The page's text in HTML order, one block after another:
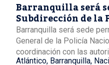
Barranquilla será
Subdirección de la
Barranquilla será sede
General de la Policía
coordinación con las
Atlántico, Barranquilla,